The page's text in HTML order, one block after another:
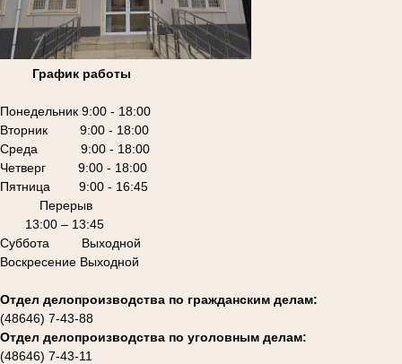
График работы
Понедельник 9:00 - 18:00
Вторник 9:00 - 18:00
Среда 9:00 - 18:00
Четверг 9:00 - 18:00
Пятница 9:00 - 16:45
Перерыв
13:00 – 13:45
Суббота Выходной
Воскресение Выходной
Отдел делопроизводства по гражданским делам:
(48646) 7-43-88
Отдел делопроизводства по уголовным делам:
(48646) 7-43-11